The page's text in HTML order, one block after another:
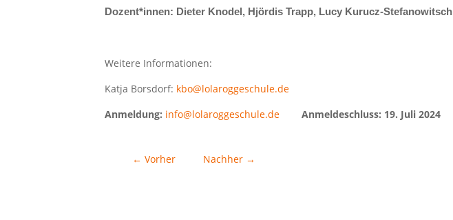
Dozent*innen: Dieter Knodel, Hjördis Trapp, Lucy Kurucz-Stefanowitsch
Weitere Informationen:
Katja Borsdorf: kbo@lolaroggeschule.de
Anmeldung: info@lolaroggeschule.de Anmeldeschluss: 19. Juli 2024
← Vorher Nachher →